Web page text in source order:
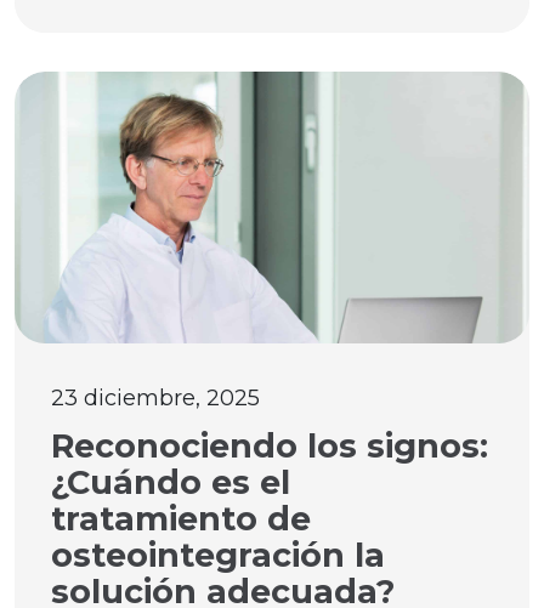
23 diciembre, 2025
Reconociendo los signos:
¿Cuándo es el
tratamiento de
osteointegración la
solución adecuada?